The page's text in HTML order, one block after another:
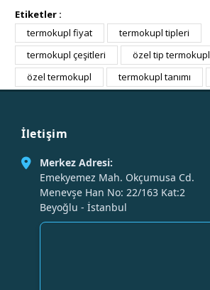
Etiketler :
termokupl fiyat
termokupl tipleri
termokupl çeşitleri
özel tip termokupl
özel termokupl
termokupl tanımı
İletişim
Merkez Adresi:
Emekyemez Mah. Okçumusa Cd.
Menevşe Han No: 22/163 Kat:2
Beyoğlu - İstanbul